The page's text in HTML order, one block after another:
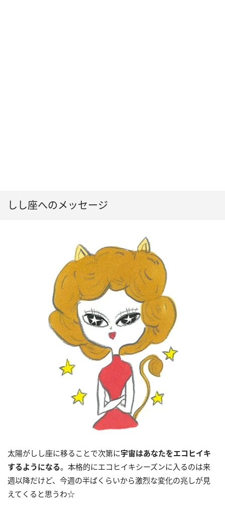
しし座へのメッセージ
太陽がしし座に移ることで次第に宇宙はあなたをエコヒイキ
するようになる。本格的にエコヒイキシーズンに入るのは来
週以降だけど、今週の半ばくらいから激烈な変化の兆しが見
えてくると思うわ☆